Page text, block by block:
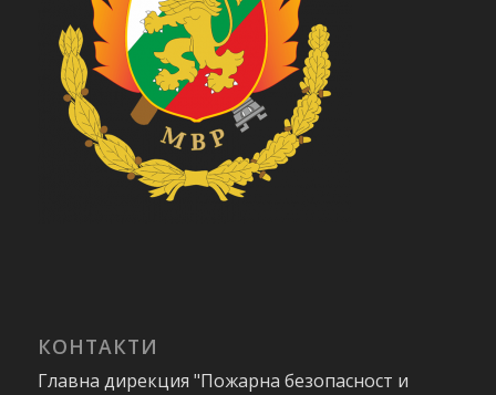
КОНТАКТИ
Главна дирекция "Пожарна безопасност и